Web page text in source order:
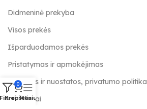
Didmeninė prekyba
Visos prekės
Išparduodamos prekės
Pristatymas ir apmokėjimas
Taisyklės ir nuostatos, privatumo politika
Kontaktai
0
Krepšelis
Meniu